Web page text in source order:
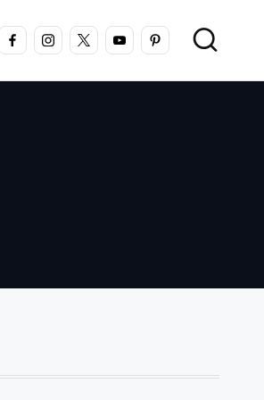
INSTAGRAM
X YOUTUBEPINTEREST